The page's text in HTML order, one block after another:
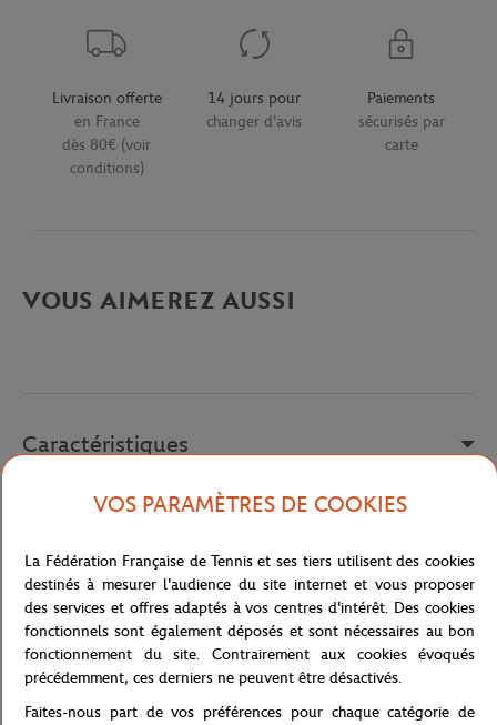
Livraison offerte
en France
dès 80€ (voir
conditions)
14 jours pour
changer d'avis
Paiements
sécurisés par
carte
VOUS AIMEREZ AUSSI
Caractéristiques
VOS PARAMÈTRES DE COOKIES
La Fédération Française de Tennis et ses tiers utilisent des cookies
destinés à mesurer l'audience du site internet et vous proposer
des services et offres adaptés à vos centres d'intérêt. Des cookies
fonctionnels sont également déposés et sont nécessaires au bon
fonctionnement du site. Contrairement aux cookies évoqués
précédemment, ces derniers ne peuvent être désactivés.
Faites-nous part de vos préférences pour chaque catégorie de